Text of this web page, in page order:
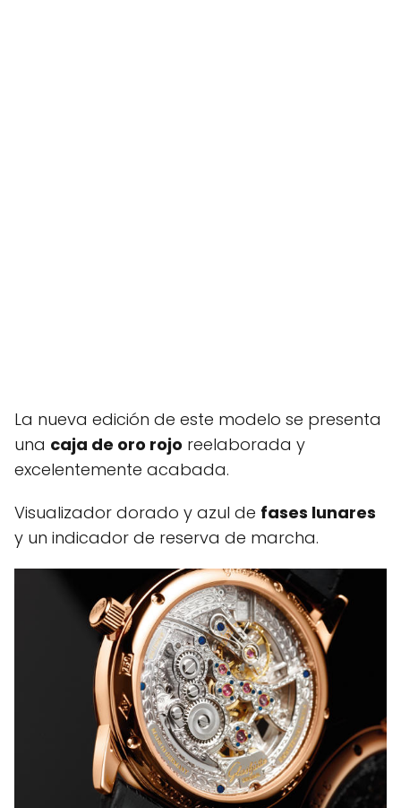
La nueva edición de este modelo se presenta
una caja de oro rojo reelaborada y
excelentemente acabada.
Visualizador dorado y azul de fases lunares
y un indicador de reserva de marcha.